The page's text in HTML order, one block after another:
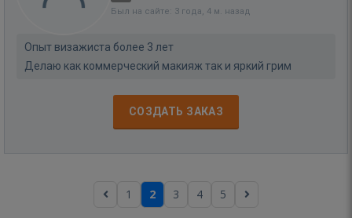
Был на сайте: 3 года, 4 м. назад
Опыт визажиста более 3 лет
Делаю как коммерческий макияж так и яркий грим
СОЗДАТЬ ЗАКАЗ
1 2 3 4 5